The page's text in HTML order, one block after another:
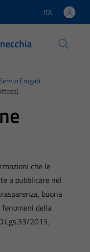
Lingua attiva:
ITA
Erogati
che le
a pubblicare nel
buona
della
2013,